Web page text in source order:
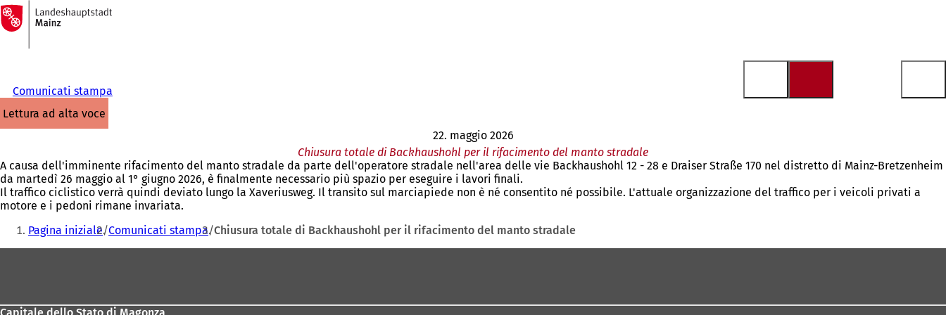
Vai al contenuto
Alla
pagina
iniziale
Comunicati stampa
lettura ad alta voce
22. maggio 2026
Chiusura totale di Backhaushohl per il rifacimento del manto stradale
A causa dell'imminente rifacimento del manto stradale da parte dell'operatore stradale nell'area delle vie Backhaushohl 12 - 28 e Draiser Straße 170 nel distretto di Mainz-Bretzenheim
da martedì 26 maggio al 1° giugno 2026, è finalmente necessario più spazio per eseguire i lavori finali.
Il traffico ciclistico verrà quindi deviato lungo la Xaveriusweg. Il transito sul marciapiede non è né consentito né possibile. L'attuale organizzazione del traffico per i veicoli privati a
motore e i pedoni rimane invariata.
Siete
qui:
Pagina iniziale Comunicati stampa Chiusura totale di Backhaushohl per il rifacimento del manto stradale